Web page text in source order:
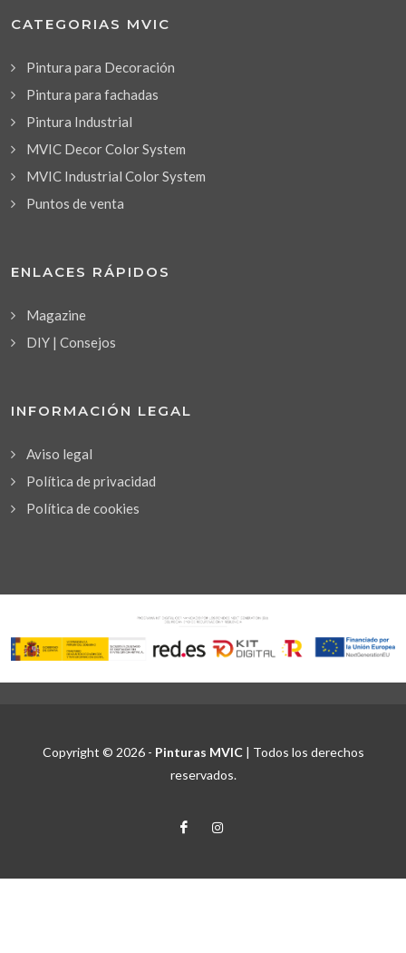
CATEGORIAS MVIC
Pintura para Decoración
Pintura para fachadas
Pintura Industrial
MVIC Decor Color System
MVIC Industrial Color System
Puntos de venta
ENLACES RÁPIDOS
Magazine
DIY | Consejos
INFORMACIÓN LEGAL
Aviso legal
Política de privacidad
Política de cookies
Copyright © 2026 - Pinturas MVIC| Todos los derechos
reservados.